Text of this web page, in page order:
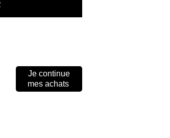
Je continue
mes achats